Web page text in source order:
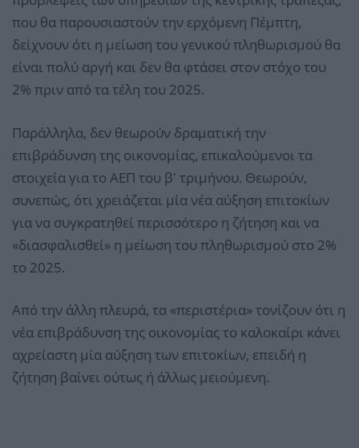
που θα παρουσιαστούν την ερχόμενη Πέμπτη,
δείχνουν ότι η μείωση του γενικού πληθωρισμού θα
είναι πολύ αργή και δεν θα φτάσει στον στόχο του
2% πριν από τα τέλη του 2025.
Παράλληλα, δεν θεωρούν δραματική την
επιβράδυνση της οικονομίας, επικαλούμενοι τα
στοιχεία για το ΑΕΠ του β' τριμήνου. Θεωρούν,
συνεπώς, ότι χρειάζεται μία νέα αύξηση επιτοκίων
για να συγκρατηθεί περισσότερο η ζήτηση και να
«διασφαλισθεί» η μείωση του πληθωρισμού στο 2%
το 2025.
Από την άλλη πλευρά, τα «περιστέρια» τονίζουν ότι η
νέα επιβράδυνση της οικονομίας το καλοκαίρι κάνει
αχρείαστη μία αύξηση των επιτοκίων, επειδή η
ζήτηση βαίνει ούτως ή άλλως μειούμενη.